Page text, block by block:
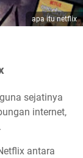
apa itu netflix
sejatinya
internet,
antara